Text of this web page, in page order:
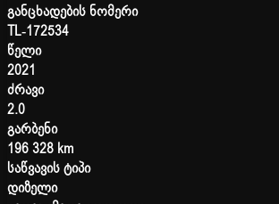
განცხადების ნომერი
TL-172534
წელი
2021
ძრავი
2.0
გარბენი
196 328 km
საწვავის ტიპი
დიზელი